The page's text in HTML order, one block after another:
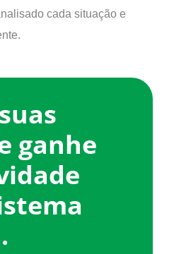
cada situação e
ganhe